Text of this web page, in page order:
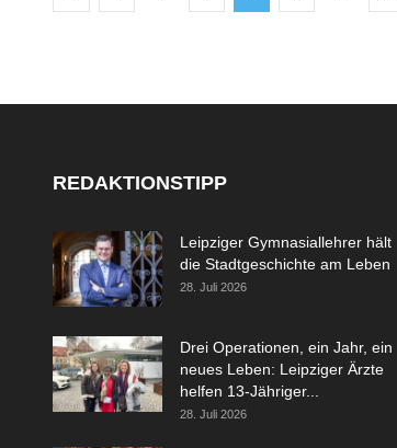
REDAKTIONSTIPP
Leipziger Gymnasiallehrer hält
die Stadtgeschichte am Leben
28. Juli 2026
Drei Operationen, ein Jahr, ein
neues Leben: Leipziger Ärzte
helfen 13-Jähriger...
28. Juli 2026